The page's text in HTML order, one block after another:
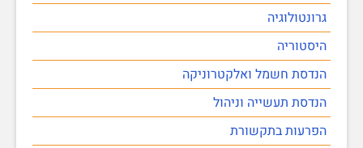
גרונטולוגיה
היסטוריה
הנדסת חשמל ואלקטרוניקה
הנדסת תעשייה וניהול
הפרעות בתקשורת